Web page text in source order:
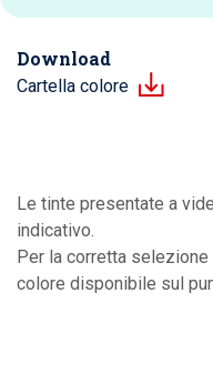
Download
Cartella colore
Le tinte presentate a
indicativo.
Per la corretta
colore disponibile sul